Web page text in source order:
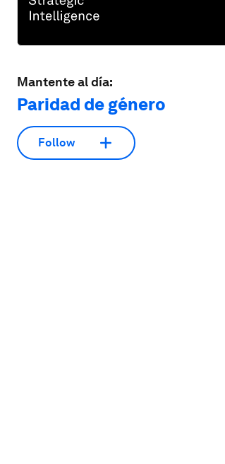
Mantente al día:
Paridad de género
Follow